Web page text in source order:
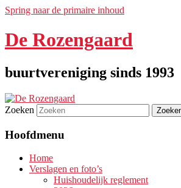
Spring naar de primaire inhoud
De Rozengaard
buurtvereniging sinds 1993
Zoeken
Hoofdmenu
Home
Verslagen en foto’s
Huishoudelijk reglement